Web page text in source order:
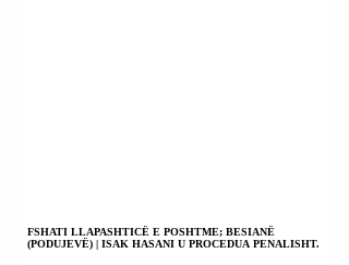
FSHATI LLAPASHTICË E POSHTME; BESIANË
(PODUJEVË) | ISAK HASANI U PROCEDUA PENALISHT.